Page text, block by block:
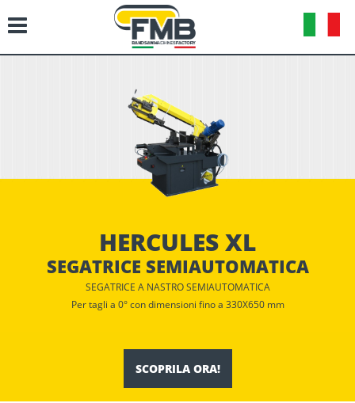
HERCULES XL
SEGATRICE SEMIAUTOMATICA
SEGATRICE A NASTRO SEMIAUTOMATICA
Per tagli a 0° con dimensioni fino a 330X650 mm
SCOPRILA ORA!